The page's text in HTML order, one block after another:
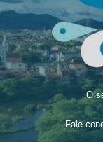
O
Fale